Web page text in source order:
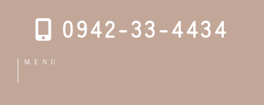
0942-33-4434
MENU